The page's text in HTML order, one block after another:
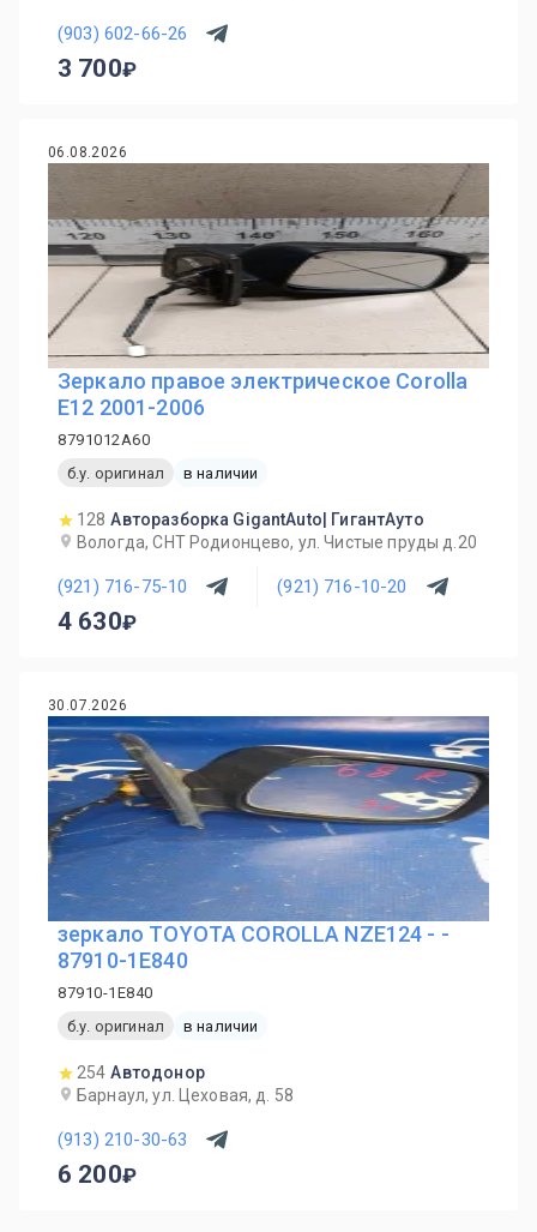
(903) 602-66-26
3 700
06.08.2026
Зеркало правое электрическое Corolla
E12 2001-2006
8791012A60
б.у. оригинал
в наличии
128 Авторазборка GigantAuto| ГигантАуто
Вологда, СНТ Родионцево, ул. Чистые пруды д.20
(921) 716-75-10 (921) 716-10-20
4 630
30.07.2026
зеркало TOYOTA COROLLA NZE124 - -
87910-1E840
87910-1E840
б.у. оригинал
в наличии
254 Автодонор
Барнаул, ул. Цеховая, д. 58
(913) 210-30-63
6 200